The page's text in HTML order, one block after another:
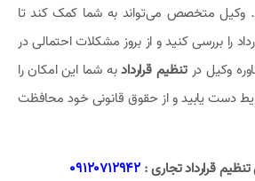
وکیل متخصص می‌تواند به شما کمک کند تا
را بررسی کنید و از بروز مشکلات احتمالی در
وکیل درتنظیم قراردادبه شما این امکان را
دست یابید و از حقوق قانونی خود محافظت
قرارداد تجاری : 09120712942